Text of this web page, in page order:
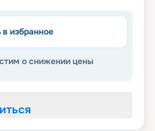
избранное
о снижении цены